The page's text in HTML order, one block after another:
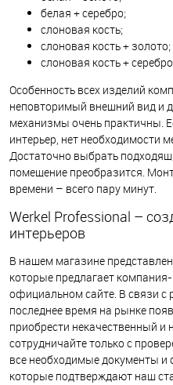
белая + серебро;
слоновая кость;
слоновая кость + золото;
слоновая кость + серебро.
Особенность всех изделий
неповторимый внешний вид и
механизмы очень практичны.
интерьер, нет необходимости
Достаточно выбрать
помещение преобразится.
времени – всего пару минут.
Werkel Professional –
интерьеров
В нашем магазине
которые предлагает
официальном сайте. В связи с
последнее время на рынке
приобрести некачественный и
сотрудничайте только с
все необходимые документы
которые подтверждают наш